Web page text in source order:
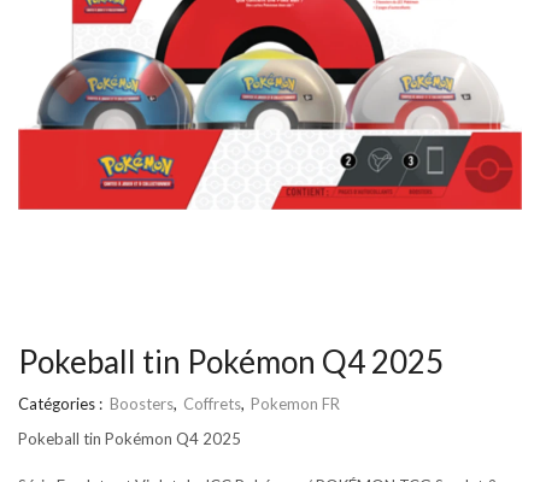
Pokeball tin Pokémon Q4 2025
Catégories : Boosters, Coffrets, Pokemon FR
Pokeball tin Pokémon Q4 2025